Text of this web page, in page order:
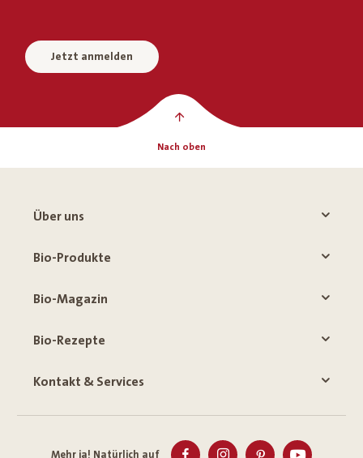
Jetzt anmelden
Nach oben
Über uns
Bio-Produkte
Bio-Magazin
Bio-Rezepte
Kontakt & Services
Mehr ja! Natürlich auf